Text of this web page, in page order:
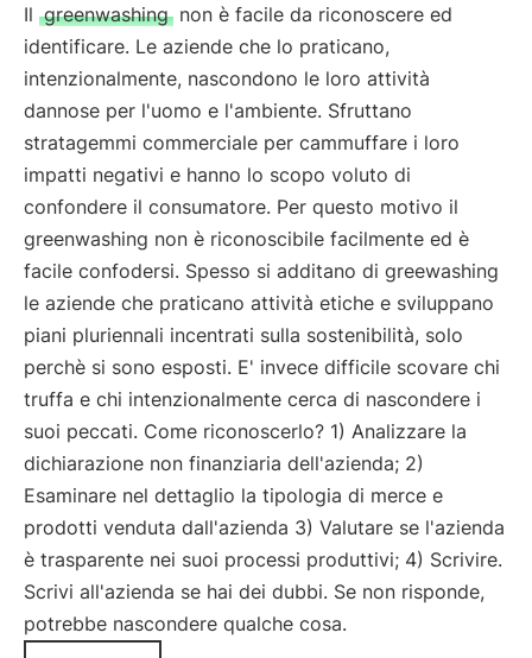
Il greenwashing non è facile da riconoscere ed
identificare. Le aziende che lo praticano,
intenzionalmente, nascondono le loro attività
dannose per l'uomo e l'ambiente. Sfruttano
stratagemmi commerciale per cammuffare i loro
impatti negativi e hanno lo scopo voluto di
confondere il consumatore. Per questo motivo il
greenwashing non è riconoscibile facilmente ed è
facile confodersi. Spesso si additano di greewashing
le aziende che praticano attività etiche e sviluppano
piani pluriennali incentrati sulla sostenibilità, solo
perchè si sono esposti. E' invece difficile scovare chi
truffa e chi intenzionalmente cerca di nascondere i
suoi peccati. Come riconoscerlo? 1) Analizzare la
dichiarazione non finanziaria dell'azienda; 2)
Esaminare nel dettaglio la tipologia di merce e
prodotti venduta dall'azienda 3) Valutare se l'azienda
è trasparente nei suoi processi produttivi; 4) Scrivire.
Scrivi all'azienda se hai dei dubbi. Se non risponde,
potrebbe nascondere qualche cosa.